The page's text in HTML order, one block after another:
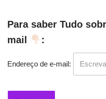
Para saber Tudo
mail
:
Endereço de e-mail: